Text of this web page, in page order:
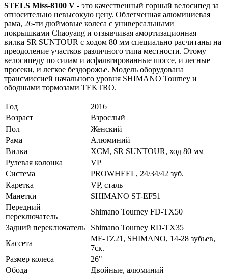
STELS Miss-8100 V - это качественный горный велосипед за
относительно невысокую цену. Облегченная алюминиевая
рама, 26-ти дюймовые колеса с универсальными
покрышками Chaoyang и отзывчивая амортизационная
вилка SR SUNTOUR с ходом 80 мм специально расчитаны на
преодоление участков различного типа местности. Этому
велосипеду по силам и асфальтированные шоссе, и лесные
просеки, и легкое бездорожье. Модель оборудована
трансмиссией начального уровня SHIMANO Tourney и
ободными тормозами TEKTRO.
Год
2016
Возраст
Взрослый
Пол
Женский
Рама
Алюминий
Вилка
XCM, SR SUNTOUR, ход 80 мм
Рулевая колонка
VP
Система
PROWHEEL, 24/34/42 зуб.
Каретка
VP, сталь
Манетки
SHIMANO ST-EF51
Передний
переключатель
Shimano Tourney FD-TX50
Задний переключатель
Shimano Tourney RD-TX35
Кассета
MF-TZ21, SHIMANO, 14-28 зубьев,
7ск.
Размер колеса
26"
Обода
Двойные, алюминий